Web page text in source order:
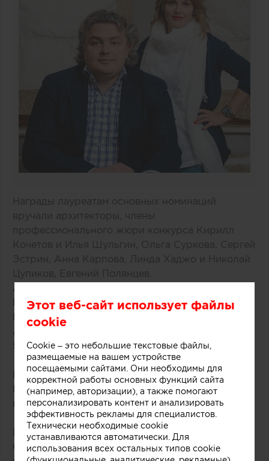
Награды лауреатам основных номинаций
вручали архитекторы, члены
профессионального жюри конкурса Кирилл
Кочетов и Илья Шульгин, Ольга Суркова, Сергей
Эстрин, Анна Карпова, Линда Хаджо и Николай
Цупиков, Евгений Полянцев.
А вот имена победителей конкурса EXTERIA
Best House Award в основных номинациях:
Номинация «Павильон»
Арсений Борисенко. Объект - дом площадью
50 кв.м в Московской области.
Номинация «Дачный дом»
Владимир Дудин. Объект - дом общей
площадью 103 кв.м в Московской области.
Номинация «Гостевой дом»
Сергей Наседкин. Объект – дом площадью 350
Этот веб-сайт использует файлы
cookie
Cookie – это небольшие текстовые файлы,
размещаемые на вашем устройстве
посещаемыми сайтами. Они необходимы для
корректной работы основных функций сайта
(например, авторизации), а также помогают
персонализировать контент и анализировать
эффективность рекламы для специалистов.
Технически необходимые cookie
устанавливаются автоматически. Для
использования всех остальных типов cookie